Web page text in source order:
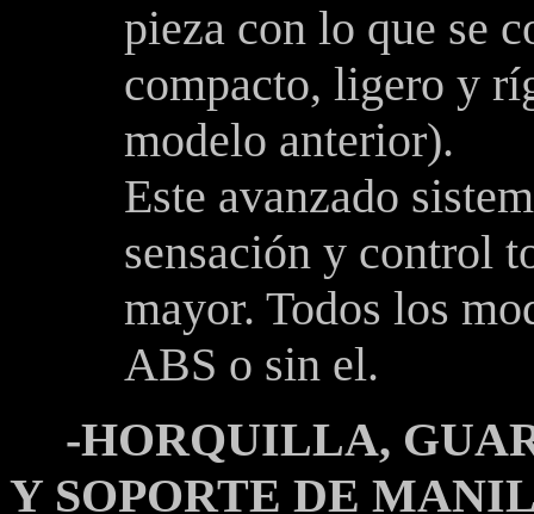
pieza con lo que se
compacto, ligero y
modelo anterior).
Este avanzado
sensación y control
mayor. Todos los
ABS o sin el.
-HORQUILLA,
Y SOPORTE DE